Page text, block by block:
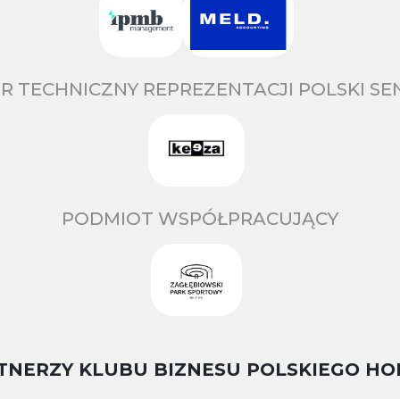
TECHNICZNY REPREZENTACJI POLSKI
PODMIOT WSPÓŁPRACUJĄCY
KLUBU BIZNESU POLSKIEGO